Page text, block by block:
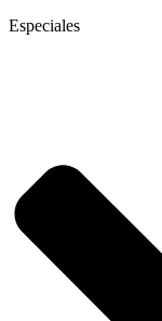
Especiales